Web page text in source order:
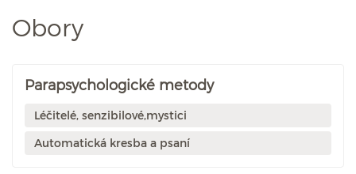
Obory
Parapsychologické metody
Léčitelé, senzibilové,mystici
Automatická kresba a psaní